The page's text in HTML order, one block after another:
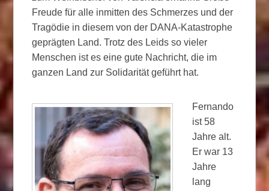
Freude für alle inmitten des Schmerzes und der
Tragödie in diesem von der DANA-Katastrophe
geprägten Land. Trotz des Leids so vieler
Menschen ist es eine gute Nachricht, die im
ganzen Land zur Solidarität geführt hat.
Fernando
ist 58
Jahre alt.
Er war 13
Jahre
lang